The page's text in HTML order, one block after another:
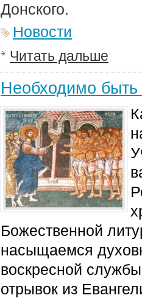
Донского.
Новости
Читать дальше
Необходимо быть
Божественной
насыщаемся
воскресной
отрывок из